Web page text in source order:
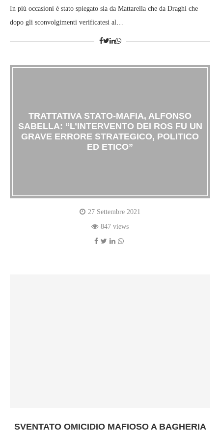
In più occasioni è stato spiegato sia da Mattarella che da Draghi che
dopo gli sconvolgimenti verificatesi al…
TRATTATIVA STATO-MAFIA, ALFONSO
SABELLA: “L’INTERVENTO DEI ROS FU UN
GRAVE ERRORE STRATEGICO, POLITICO
ED ETICO”
27 Settembre 2021
847 views
SVENTATO OMICIDIO MAFIOSO A BAGHERIA